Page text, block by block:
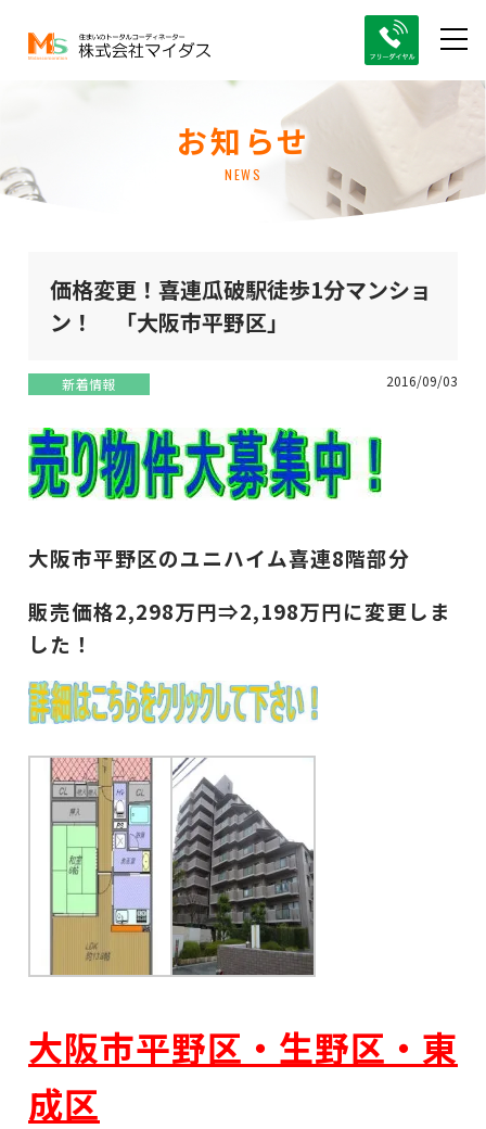
お知らせ
NEWS
価格変更！喜連瓜破駅徒歩1分マンショ
ン！ 「大阪市平野区」
新着情報 2016/09/03
大阪市平野区のユニハイム喜連8階部分
販売価格2,298万円⇒2,198万円に変更しま
した！
大阪市平野区・生野区・東
成区